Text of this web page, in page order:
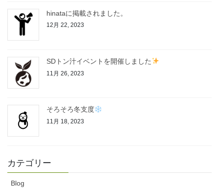
hinataに掲載されました。
12月 22, 2023
SDトン汁イベントを開催しました
11月 26, 2023
そろそろ冬支度
11月 18, 2023
カテゴリー
Blog